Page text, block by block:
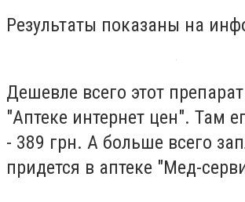
Результаты показаны на
Дешевле всего этот
"Аптеке интернет цен". Там
- 389 грн. А больше всего
придется в аптеке "Мед-